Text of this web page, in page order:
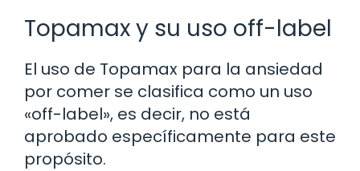
Topamax y su uso off-label
El uso de Topamax para la ansiedad
por comer se clasifica como un uso
«off-label», es decir, no está
aprobado específicamente para este
propósito.